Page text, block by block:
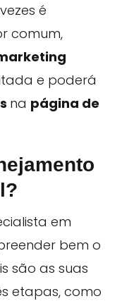
é
comum,
e poderá
na página de
em
bem o
são as suas
etapas, como